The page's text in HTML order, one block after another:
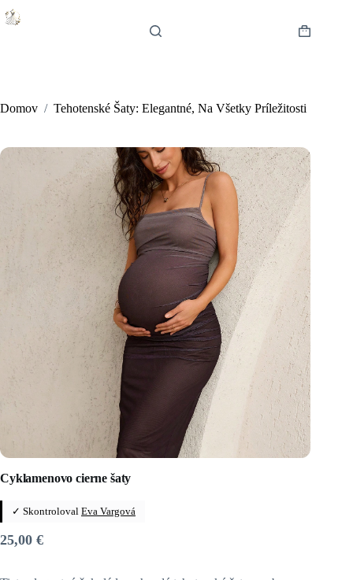
Skip
to
Shopping
Domov / Tehotenské Šaty: Elegantné, Na Všetky Príležitosti
Cyklamenovo cierne šaty
✓ Skontroloval Eva Vargová
25,00 €